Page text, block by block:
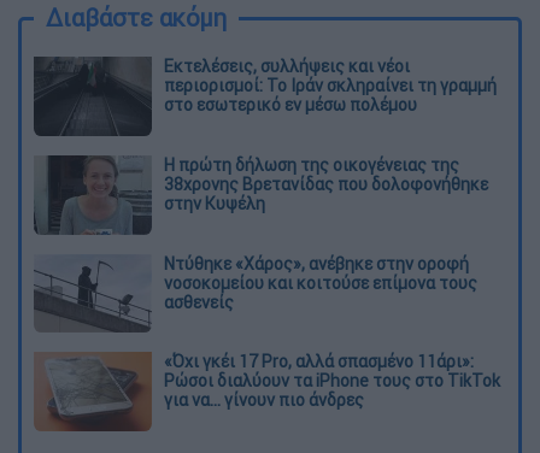
Διαβάστε ακόμη
Εκτελέσεις, συλλήψεις και νέοι
περιορισμοί: Το Ιράν σκληραίνει τη γραμμή
στο εσωτερικό εν μέσω πολέμου
Η πρώτη δήλωση της οικογένειας της
38χρονης Βρετανίδας που δολοφονήθηκε
στην Κυψέλη
Ντύθηκε «Χάρος», ανέβηκε στην οροφή
νοσοκομείου και κοιτούσε επίμονα τους
ασθενείς
«Όχι γκέι 17 Pro, αλλά σπασμένο 11άρι»:
Ρώσοι διαλύουν τα iPhone τους στο TikTok
για να... γίνουν πιο άνδρες